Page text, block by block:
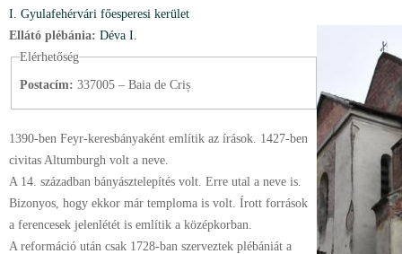
I. Gyulafehérvári főesperesi kerület
Ellátó plébánia: Déva I.
Elérhetőség
Postacím: 337005 – Baia de Criș
1390-ben Feyr-keresbányaként említik az írások. 1427-ben
civitas Altumburgh volt a neve.
A 14. században bányásztelepítés volt. Erre utal a neve is.
Bizonyos, hogy ekkor már temploma is volt. Írott források
a ferencesek jelenlétét is említik a középkorban.
A reformáció után csak 1728-ban szerveztek plébániát a